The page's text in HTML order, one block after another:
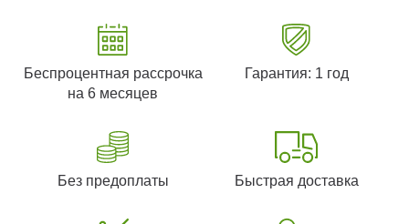
Беспроцентная рассрочка
на 6 месяцев
Гарантия: 1 год
Без предоплаты Быстрая доставка